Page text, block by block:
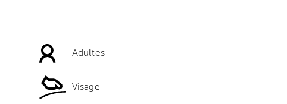
Adultes
Visage